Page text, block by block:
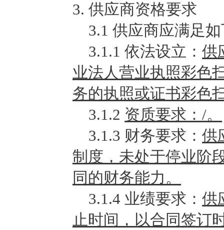
3. 供应商资格要求
3.1供应商应满足
3.1.1依法设立：供
业法人营业执照彩色
务的执照或证书彩色
3.1.2 资质要求：/。
3.1.3 财务要求：供
制度，未处于停业阶
同的财务能力。
3.1.4 业绩要求：供
止时间，以合同签订